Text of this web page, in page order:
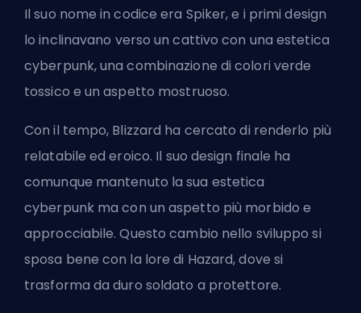
Il suo nome in codice era Spiker, e i primi design
lo inclinavano verso un cattivo con una estetica
cyberpunk, una combinazione di colori verde
tossico e un aspetto mostruoso.
Con il tempo, Blizzard ha cercato di renderlo più
relatabile ed eroico. Il suo design finale ha
comunque mantenuto la sua estetica
cyberpunk ma con un aspetto più morbido e
approcciabile. Questo cambio nello sviluppo si
sposa bene con la lore di Hazard, dove si
trasforma da duro soldato a protettore.